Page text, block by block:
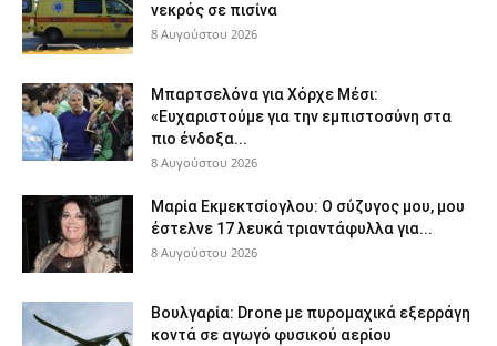
νεκρός σε πισίνα
8 Αυγούστου 2026
Μπαρτσελόνα για Χόρχε Μέσι:
«Ευχαριστούμε για την εμπιστοσύνη στα
πιο ένδοξα...
8 Αυγούστου 2026
Μαρία Εκμεκτσίογλου: O σύζυγος μου, μου
έστελνε 17 λευκά τριαντάφυλλα για...
8 Αυγούστου 2026
Βουλγαρία: Drone με πυρομαχικά εξερράγη
κοντά σε αγωγό φυσικού αερίου